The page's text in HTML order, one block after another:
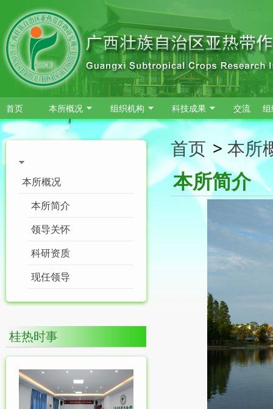
跳转到主要内容
首页 本所概况 组织机构 科技成果 交流
本所概况
本所简介
领导关怀
科研资质
现任领导
桂热时事
首页 > 本所
本所简介